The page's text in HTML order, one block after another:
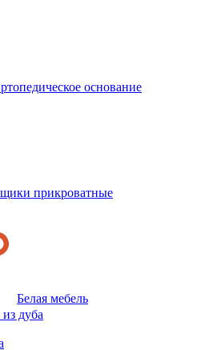
основание
прикроватные
Белая мебель
дуба